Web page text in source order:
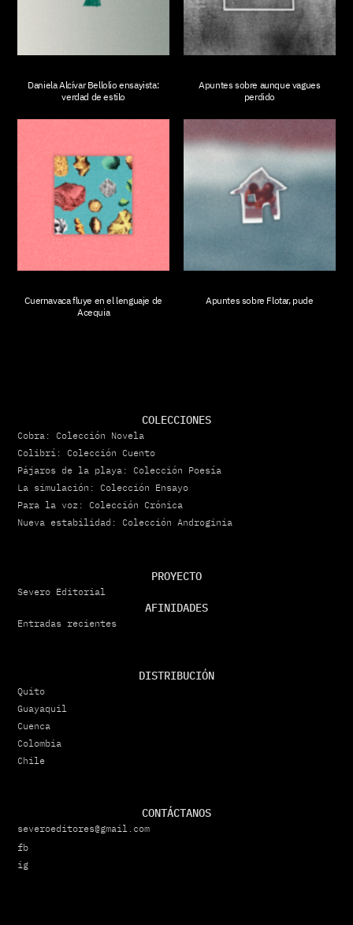
Daniela Alcívar Bellolio ensayista:
verdad de estilo
Apuntes sobre aunque vagues
perdido
Cuernavaca fluye en el lenguaje de
Acequia
Apuntes sobre Flotar, pude
COLECCIONES
Cobra: Colección Novela
Colibrí: Colección Cuento
Pájaros de la playa: Colección Poesía
La simulación: Colección Ensayo
Para la voz: Colección Crónica
Nueva estabilidad: Colección Androginia
PROYECTO
Severo Editorial
AFINIDADES
Entradas recientes
DISTRIBUCIÓN
Quito
Guayaquil
Cuenca
Colombia
Chile
CONTÁCTANOS
severoeditores@gmail.com
fb
ig